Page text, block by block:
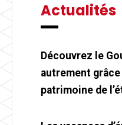
Actualités
Découvrez le
autrement grâce
patrimoine de